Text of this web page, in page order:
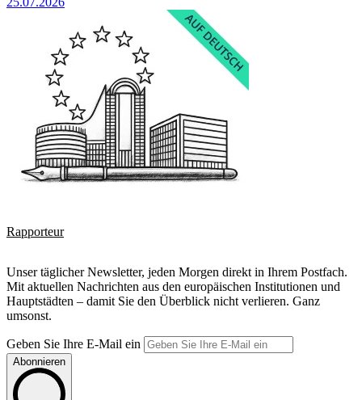
Rapporteur
Unser täglicher Newsletter, jeden Morgen direkt in Ihrem Postfach.
Mit aktuellen Nachrichten aus den europäischen Institutionen und
Hauptstädten – damit Sie den Überblick nicht verlieren. Ganz
umsonst.
Geben Sie Ihre E-Mail ein
Abonnieren